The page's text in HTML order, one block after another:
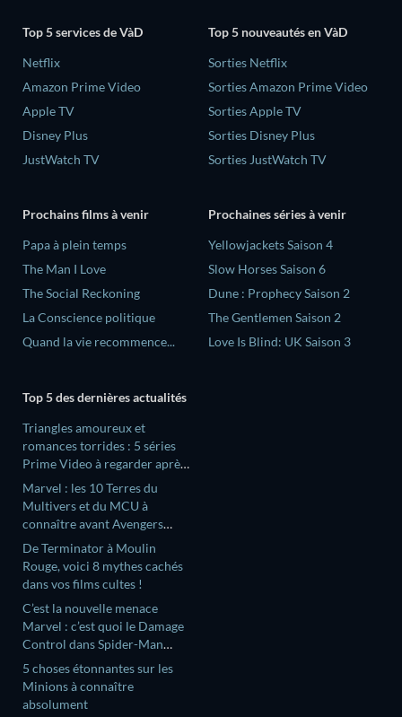
Top 5 services de VàD
Netflix
Amazon Prime Video
Apple TV
Disney Plus
JustWatch TV
Top 5 nouveautés en VàD
Sorties Netflix
Sorties Amazon Prime Video
Sorties Apple TV
Sorties Disney Plus
Sorties JustWatch TV
Prochains films à venir
‎Papa à plein temps
The Man I Love
The Social Reckoning
La Conscience politique
Quand la vie recommence...
Prochaines séries à venir
Yellowjackets Saison 4
Slow Horses Saison 6
Dune : Prophecy Saison 2
The Gentlemen Saison 2
Love Is Blind: UK Saison 3
Top 5 des dernières actualités
Triangles amoureux et
romances torrides : 5 séries
Prime Video à regarder après
Off Campus
Marvel : les 10 Terres du
Multivers et du MCU à
connaître avant Avengers
Doomsday
De Terminator à Moulin
Rouge, voici 8 mythes cachés
dans vos films cultes !
C’est la nouvelle menace
Marvel : c’est quoi le Damage
Control dans Spider-Man
Brand New Day ?
5 choses étonnantes sur les
Minions à connaître
absolument